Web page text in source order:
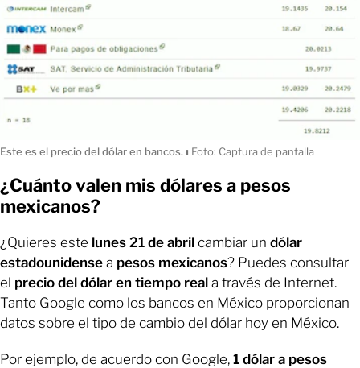
Este es el precio del dólar en bancos. ı Foto: Captura de pantalla
¿Cuánto valen mis dólares a pesos
mexicanos?
¿Quieres este lunes 21 de abril cambiar un dólar
estadounidense a pesos mexicanos? Puedes consultar
el precio del dólar en tiempo real a través de Internet.
Tanto Google como los bancos en México proporcionan
datos sobre el tipo de cambio del dólar hoy en México.
Por ejemplo, de acuerdo con Google, 1 dólar a pesos